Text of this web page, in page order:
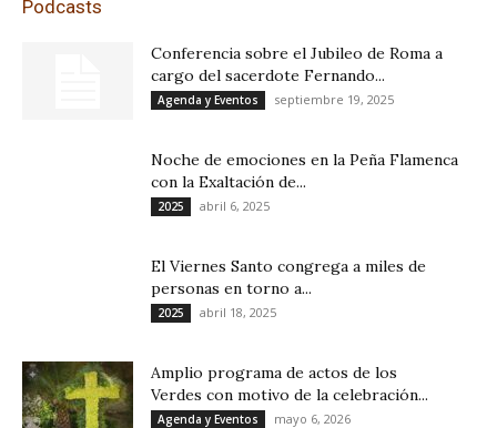
Podcasts
Conferencia sobre el Jubileo de Roma a
cargo del sacerdote Fernando...
Agenda y Eventos septiembre 19, 2025
Noche de emociones en la Peña Flamenca
con la Exaltación de...
2025 abril 6, 2025
El Viernes Santo congrega a miles de
personas en torno a...
2025 abril 18, 2025
Amplio programa de actos de los
Verdes con motivo de la celebración...
Agenda y Eventos mayo 6, 2026